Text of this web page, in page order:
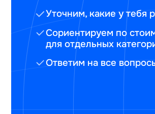
Уточним, какие у тебя
Сориентируем по
для отдельных
Ответим на все